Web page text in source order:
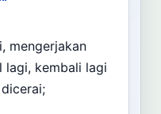
mengerjakan
lagi, kembali lagi